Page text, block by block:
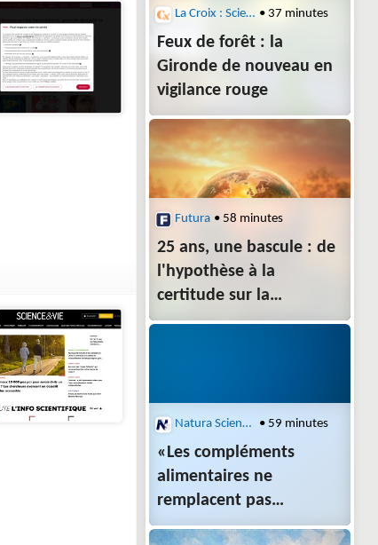
La Croix : Sciences • 37 minutes
Feux de forêt : la
Gironde de nouveau en
vigilance rouge
Futura • 58 minutes
25 ans, une bascule : de
l'hypothèse à la
certitude sur la
responsabilité humaine
Natura Sciences • 59 minutes
«Les compléments
alimentaires ne
remplacent pas
un médicament»